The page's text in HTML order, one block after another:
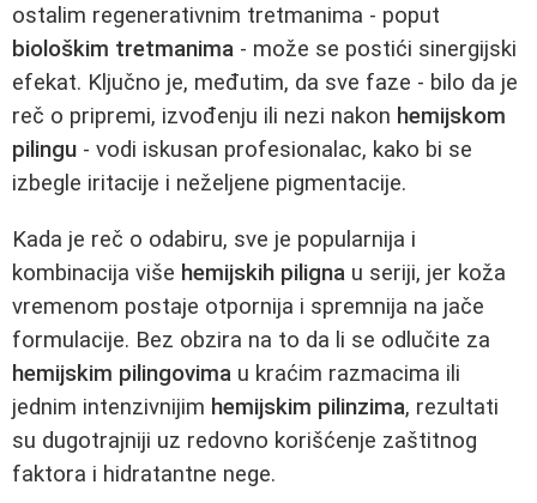
ostalim regenerativnim tretmanima - poput
biološkim tretmanima - može se postići sinergijski
efekat. Ključno je, međutim, da sve faze - bilo da je
reč o pripremi, izvođenju ili nezi nakon hemijskom
pilingu - vodi iskusan profesionalac, kako bi se
izbegle iritacije i neželjene pigmentacije.
Kada je reč o odabiru, sve je popularnija i
kombinacija više hemijskih piligna u seriji, jer koža
vremenom postaje otpornija i spremnija na jače
formulacije. Bez obzira na to da li se odlučite za
hemijskim pilingovima u kraćim razmacima ili
jednim intenzivnijim hemijskim pilinzima, rezultati
su dugotrajniji uz redovno korišćenje zaštitnog
faktora i hidratantne nege.